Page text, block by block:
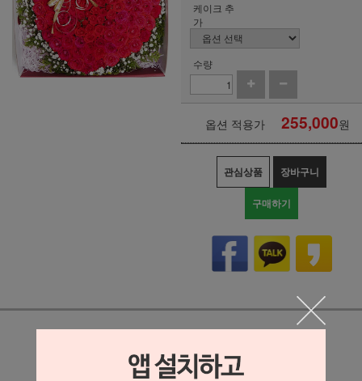
케이크 추
가
수량
옵션 적용가 255,000원
관심상품 장바구니
구매하기
상세정보 새창 열기